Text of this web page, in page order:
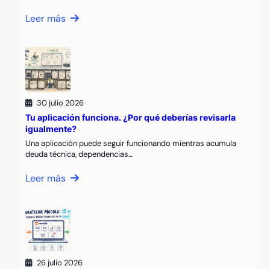
Leer más
30 julio 2026
Tu aplicación funciona. ¿Por qué deberías revisarla
igualmente?
Una aplicación puede seguir funcionando mientras acumula
deuda técnica, dependencias…
Leer más
26 julio 2026